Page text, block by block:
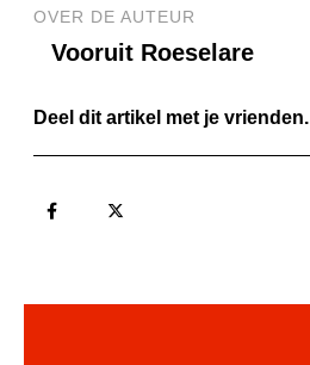
OVER DE AUTEUR
Vooruit Roeselare
Deel dit artikel met je vrienden.